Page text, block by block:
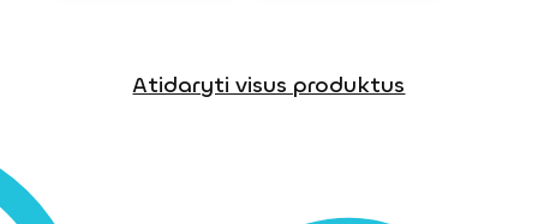
Atidaryti visus produktus